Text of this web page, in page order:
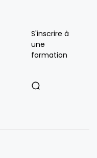
S'inscrire à
une
formation